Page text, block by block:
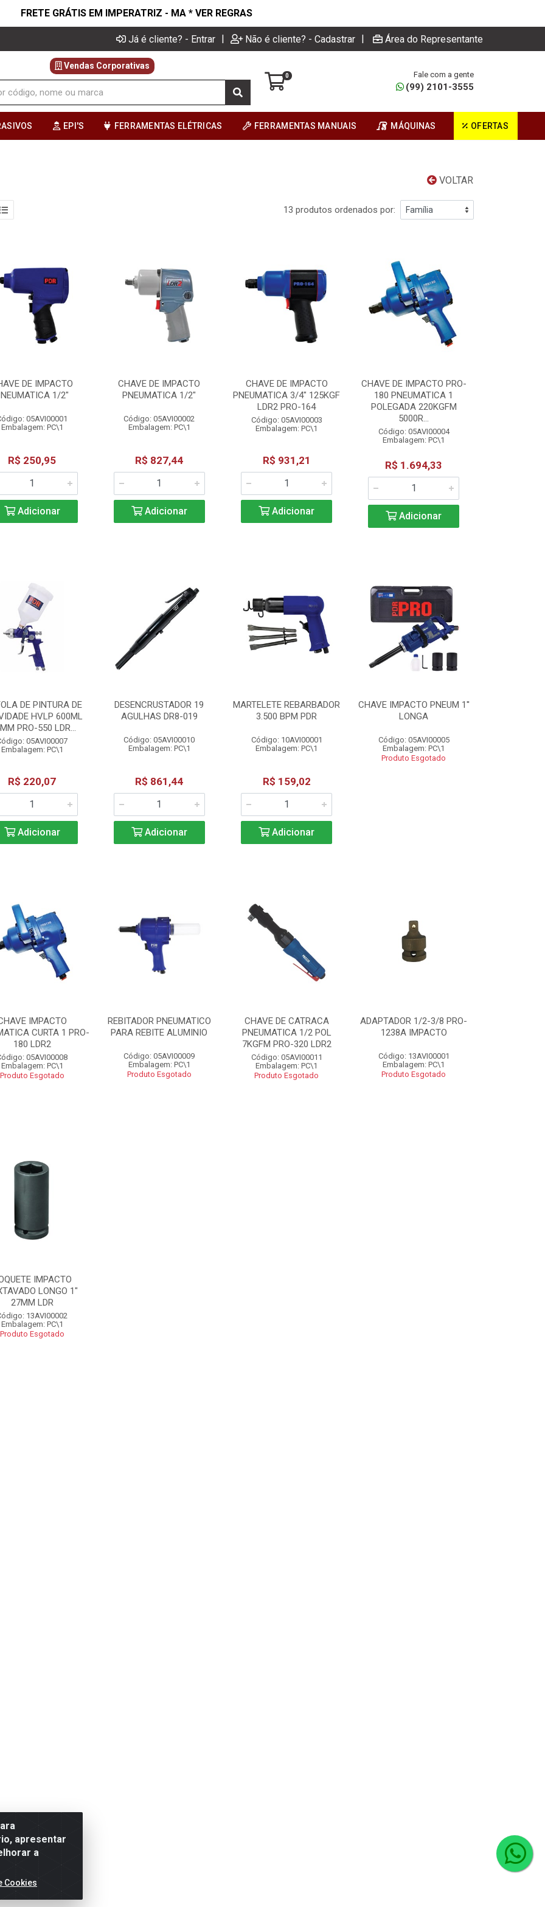
FRETE GRÁTIS EM IMPERATRIZ - MA * VER REGRAS
Já é cliente? - Entrar | Não é cliente? - Cadastrar | Área do Representante
Vendas Corporativas
0 Fale com a gente
(99) 2101-3555
EPI'S FERRAMENTAS ELÉTRICAS FERRAMENTAS MANUAIS MÁQUINAS OFERTAS
VOLTAR
13 produtos ordenados por:
DE IMPACTO
1/2"
05AVI00001
Embalagem: PC\1
R$ 250,95
Adicionar
CHAVE DE IMPACTO
PNEUMATICA 1/2"
Código: 05AVI00002
Embalagem: PC\1
R$ 827,44
Adicionar
CHAVE DE IMPACTO
PNEUMATICA 3/4" 125KGF
LDR2 PRO-164
Código: 05AVI00003
Embalagem: PC\1
R$ 931,21
Adicionar
CHAVE DE IMPACTO PRO-
180 PNEUMATICA 1
POLEGADA 220KGFM
5000R...
Código: 05AVI00004
Embalagem: PC\1
R$ 1.694,33
Adicionar
DE PINTURA DE
HVLP 600ML
PRO-550 LDR...
05AVI00007
Embalagem: PC\1
R$ 220,07
Adicionar
DESENCRUSTADOR 19
AGULHAS DR8-019
Código: 05AVI00010
Embalagem: PC\1
R$ 861,44
Adicionar
MARTELETE REBARBADOR
3.500 BPM PDR
Código: 10AVI00001
Embalagem: PC\1
R$ 159,02
Adicionar
CHAVE IMPACTO PNEUM 1''
LONGA
Código: 05AVI00005
Embalagem: PC\1
Produto Esgotado
IMPACTO
CURTA 1 PRO-
180 LDR2
05AVI00008
Embalagem: PC\1
Produto Esgotado
REBITADOR PNEUMATICO
PARA REBITE ALUMINIO
Código: 05AVI00009
Embalagem: PC\1
Produto Esgotado
CHAVE DE CATRACA
PNEUMATICA 1/2 POL
7KGFM PRO-320 LDR2
Código: 05AVI00011
Embalagem: PC\1
Produto Esgotado
ADAPTADOR 1/2-3/8 PRO-
1238A IMPACTO
Código: 13AVI00001
Embalagem: PC\1
Produto Esgotado
IMPACTO
LONGO 1"
27MM LDR
13AVI00002
Embalagem: PC\1
Produto Esgotado
apresentar
a
Cookies